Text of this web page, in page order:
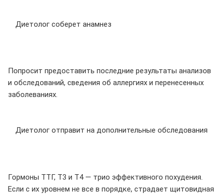
Диетолог соберет анамнез
Попросит предоставить последние результаты анализов
и обследований, сведения об аллергиях и перенесенных
заболеваниях.
Диетолог отправит на дополнительные обследования
Гормоны ТТГ, Т3 и Т4 — трио эффективного похудения.
Если с их уровнем не все в порядке, страдает щитовидная